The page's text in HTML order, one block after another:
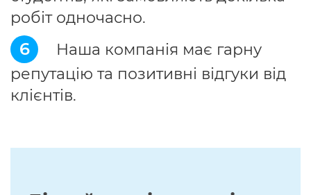
робіт одночасно.
6
Наша компанія має гарну
репутацію та позитивні відгуки від
клієнтів.